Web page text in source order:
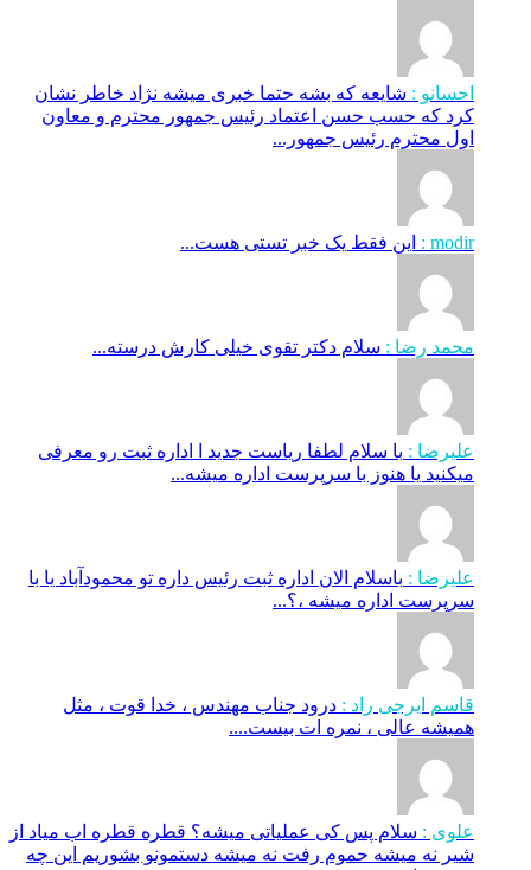
احسانو : شایعه که بشه حتما خبری میشه نژاد خاطر نشان
کرد که حسب حسن اعتماد رئیس جمهور محترم و معاون
اول محترم رئیس جمهور...
modir : این فقط یک خبر تستی هست...
محمد رضا : سلام دکتر تقوی خیلی کارش درسته...
علیرضا : با سلام لطفا ریاست جدید ا اداره ثبت‌ رو معرفی
میکنید یا هنوز با سرپرست اداره‌ میشه...
علیرضا : باسلام الان اداره ثبت رئیس داره تو محمودآباد یا با
سرپرست اداره میشه ،؟...
قاسم ایرجی راد : درود جناب مهندس ، خدا قوت ، مثل
همیشه عالی ، نمره ات بیست....
علوی : سلام پس کی عملیاتی میشه؟ قطره قطره اب میاد از
شیر نه میشه حموم رفت نه میشه دستمونو بشوریم این چه